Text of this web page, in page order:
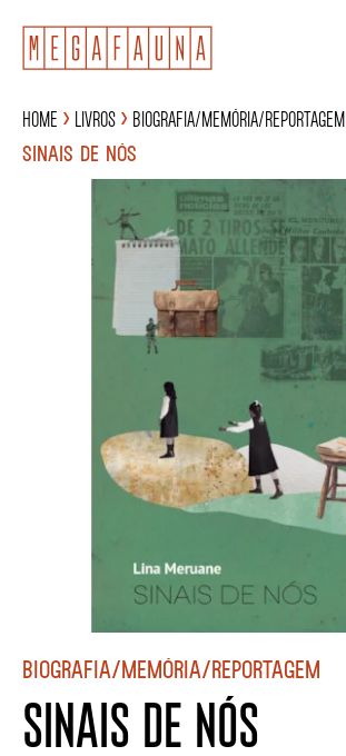
Home Livros
Biografia/Memória/Reportagem
SINAIS DE NÓS
Biografia/Memória/Reportagem
SINAIS DE NÓS